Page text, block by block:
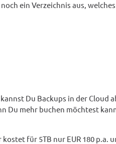
ein Verzeichnis aus,
kannst Du Backups in der Cloud
Du mehr buchen möchtest
kostet für 5TB nur EUR 180 p.a.